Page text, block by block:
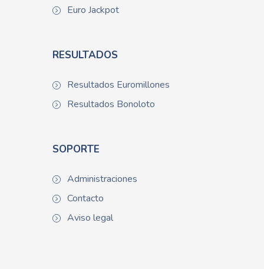
Euro Jackpot
RESULTADOS
Resultados Euromillones
Resultados Bonoloto
SOPORTE
Administraciones
Contacto
Aviso legal